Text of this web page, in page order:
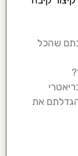
שהכל
את